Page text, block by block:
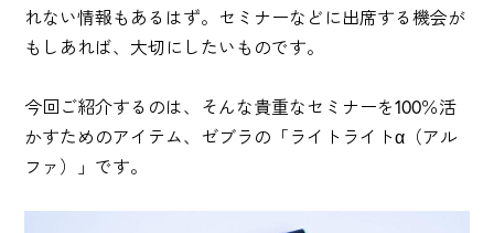
れない情報もあるはず。セミナーなどに出席する機会が
もしあれば、大切にしたいものです。
今回ご紹介するのは、そんな貴重なセミナーを100％活
かすためのアイテム、ゼブラの「ライトライトα（アル
ファ）」です。